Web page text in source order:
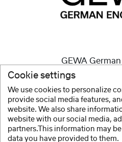
GEWA
Kvalitní nástroje -
Cookie settings
We use cookies to personalize
provide social media features,
website. We also share
website with our social media,
partners.This information may
data you have provided to them.